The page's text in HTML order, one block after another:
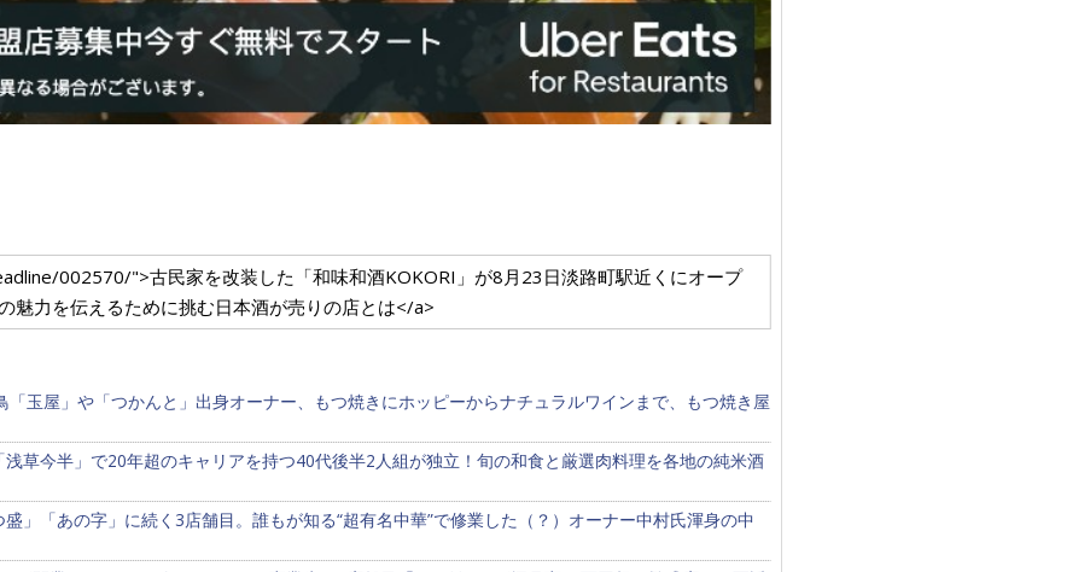
002570/">古民家を改装した「和味和酒KOKORI」が8月23日淡路町駅近くにオープ
魅力を伝えるために挑む日本酒が売りの店とは</a>
玉屋」や「つかんと」出身オーナー、もつ焼きにホッピーからナチュラルワインまで、もつ焼き屋
浅草今半」で20年超のキャリアを持つ40代後半2人組が独立！旬の和食と厳選肉料理を各地の純米酒
」「あの字」に続く3店舗目。誰もが知る“超有名中華”で修業した（？）オーナー中村氏渾身の中